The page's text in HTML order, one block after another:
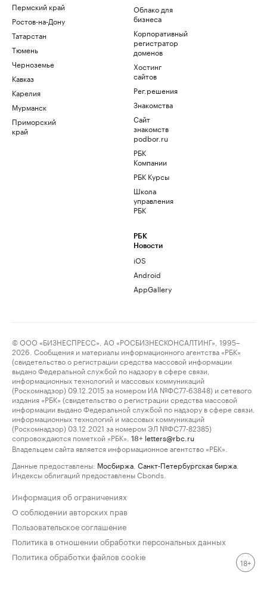
Пермский край
Ростов-на-Дону
Татарстан
Тюмень
Черноземье
Кавказ
Карелия
Мурманск
Приморский
край
Облако для
бизнеса
Корпоративный
регистратор
доменов
Хостинг
сайтов
Рег.решения
Знакомства
Сайт
знакомств
podbor.ru
РБК
Компании
РБК Курсы
Школа
управления
РБК
РБК
Новости
iOS
Android
AppGallery
© ООО «БИЗНЕСПРЕСС», АО «РОСБИЗНЕСКОНСАЛТИНГ», 1995–
2026. Сообщения и материалы информационного агентства «РБК»
(свидетельство о регистрации средства массовой информации
выдано Федеральной службой по надзору в сфере связи,
информационных технологий и массовых коммуникаций
(Роскомнадзор) 09.12.2015 за номером ИА №ФС77-63848) и сетевого
издания «РБК» (свидетельство о регистрации средства массовой
информации выдано Федеральной службой по надзору в сфере связи,
информационных технологий и массовых коммуникаций
(Роскомнадзор) 03.12.2021 за номером ЭЛ №ФС77-82385)
сопровождаются пометкой «РБК».
18+ letters@rbc.ru
Владельцем сайта является информационное агентство «РБК».
Данные предоставлены: Мосбиржа Санкт-Петербургская биржа
Индексы облигаций предоставлены Cbonds.
Информация об ограничениях
О соблюдении авторских прав
Пользовательское соглашение
Политика в отношении обработки персональных данных
Политика обработки файлов cookie
18+